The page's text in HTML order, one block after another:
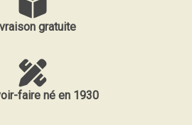
gratuite
faire né en 1930